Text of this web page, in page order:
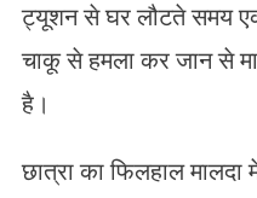
ट्यूशन से घर लौटते समय
चाकू से हमला कर जान से
है।
छात्रा का फिलहाल